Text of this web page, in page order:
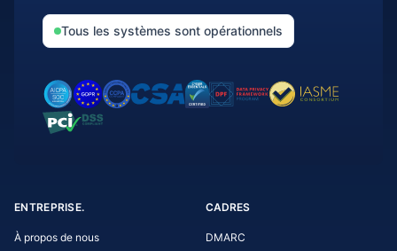
Tous les systèmes sont opérationnels
ENTREPRISE.
À propos de nous
CADRES
DMARC